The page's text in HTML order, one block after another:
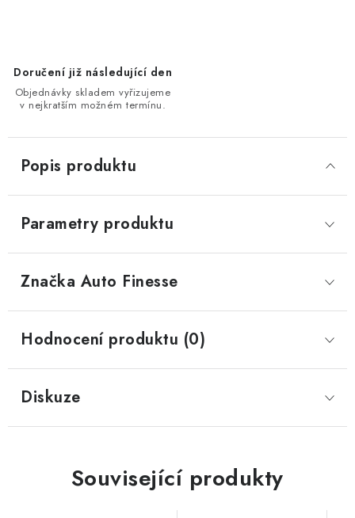
Doručení již následující den
Objednávky skladem vyřizujeme
v nejkratším možném termínu.
Popis produktu
Parametry produktu
Značka Auto Finesse
Hodnocení produktu (0)
Diskuze
Související produkty